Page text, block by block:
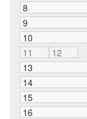
8
9
10
11
12
13
14
15
16